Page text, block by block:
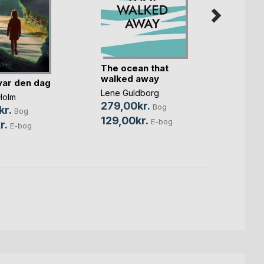
den dag
Bog
E-bog
The ocean that
walked away
Lene Guldborg
279,00kr. Bog
129,00kr. E-bog